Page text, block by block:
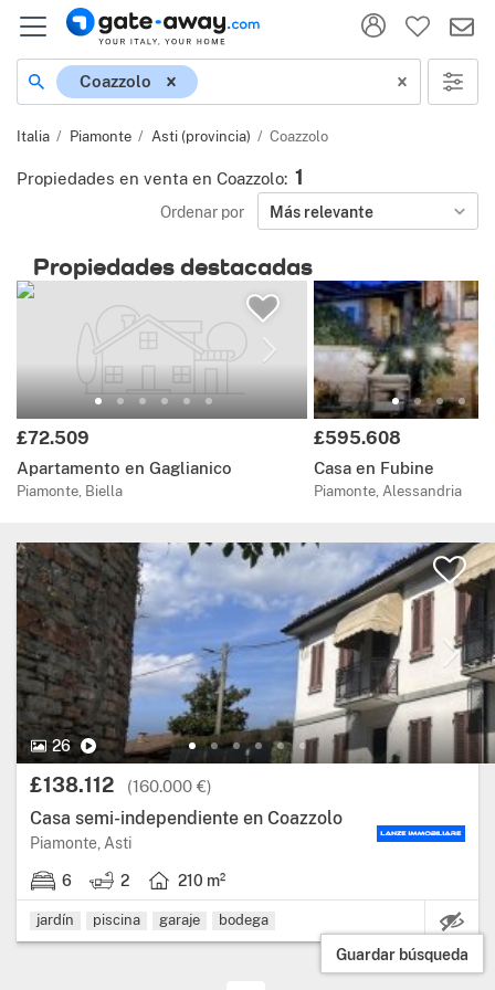
Ubicación
Coazzolo
Italia Piamonte Asti (provincia) Coazzolo
Propiedades en venta en Coazzolo: 1
Ordenar por Más relevante
Propiedades destacadas
Precio:
£72.509
Apartamento en Gaglianico
Piamonte, Biella
Precio:
£595.608
Casa en Fubine
Piamonte, Alessandria
26
26 Fotos.Vídeo
Precio:
£138.112 (160.000 €)
Casa semi-independiente en Coazzolo
Piamonte, AstiRegión: Piamonte, provincia: Asti.
6
6 habitaciones.
2
2 baños. 210 m²
Superficie útil: 210 metros cuadrados.
jardín piscina garaje bodega
Guardar búsqueda